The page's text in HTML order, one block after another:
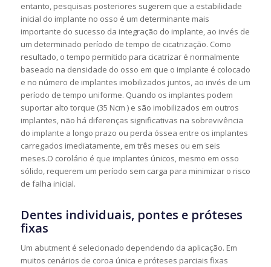
entanto, pesquisas posteriores sugerem que a estabilidade
inicial do implante no osso é um determinante mais
importante do sucesso da integração do implante, ao invés de
um determinado período de tempo de cicatrização. Como
resultado, o tempo permitido para cicatrizar é normalmente
baseado na densidade do osso em que o implante é colocado
e no número de implantes imobilizados juntos, ao invés de um
período de tempo uniforme. Quando os implantes podem
suportar alto torque (35 Ncm ) e são imobilizados em outros
implantes, não há diferenças significativas na sobrevivência
do implante a longo prazo ou perda óssea entre os implantes
carregados imediatamente, em três meses ou em seis
meses.O corolário é que implantes únicos, mesmo em osso
sólido, requerem um período sem carga para minimizar o risco
de falha inicial.
Dentes individuais, pontes e próteses
fixas
Um abutment é selecionado dependendo da aplicação. Em
muitos cenários de coroa única e próteses parciais fixas